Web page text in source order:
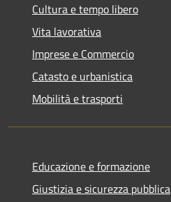
Cultura e tempo libero
Vita lavorativa
Imprese e Commercio
Catasto e urbanistica
Mobilità e trasporti
Educazione e formazione
Giustizia e sicurezza pubblica